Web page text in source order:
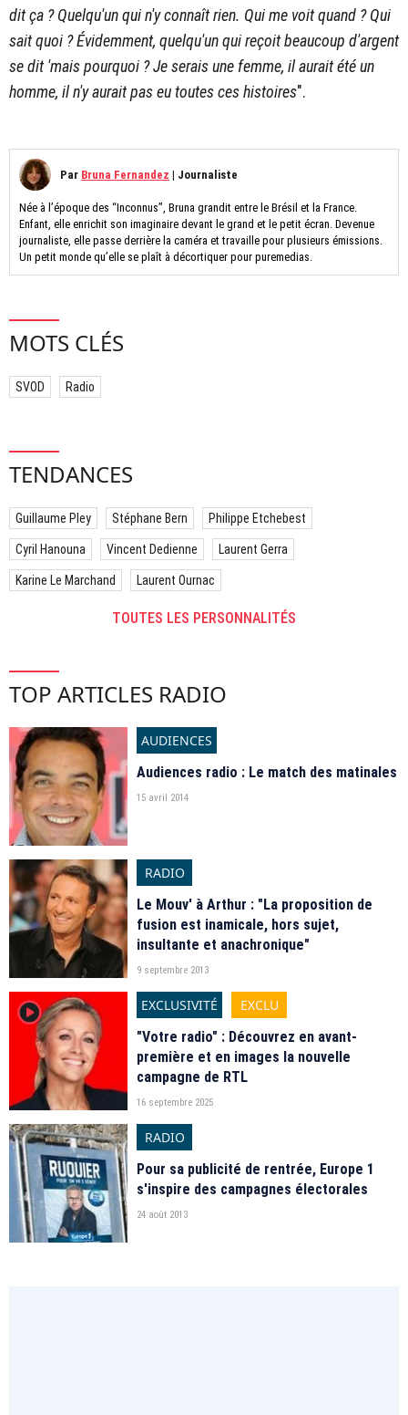
dit ça ? Quelqu'un qui n'y connaît rien. Qui me voit quand ? Qui
sait quoi ? Évidemment, quelqu'un qui reçoit beaucoup d'argent
se dit 'mais pourquoi ? Je serais une femme, il aurait été un
homme, il n'y aurait pas eu toutes ces histoires".
Par Bruna Fernandez | Journaliste
Née à l’époque des “Inconnus”, Bruna grandit entre le Brésil et la France.
Enfant, elle enrichit son imaginaire devant le grand et le petit écran. Devenue
journaliste, elle passe derrière la caméra et travaille pour plusieurs émissions.
Un petit monde qu’elle se plaît à décortiquer pour puremedias.
MOTS CLÉS
SVOD Radio
TENDANCES
Guillaume Pley Stéphane Bern Philippe Etchebest
Cyril Hanouna Vincent Dedienne Laurent Gerra
Karine Le Marchand Laurent Ournac
TOUTES LES PERSONNALITÉS
TOP ARTICLES RADIO
AUDIENCES
Audiences radio : Le match des matinales
15 avril 2014
RADIO
Le Mouv' à Arthur : "La proposition de
fusion est inamicale, hors sujet,
insultante et anachronique"
9 septembre 2013
player2 EXCLUSIVITÉ
EXCLU
"Votre radio" : Découvrez en avant-
première et en images la nouvelle
campagne de RTL
16 septembre 2025
RADIO
Pour sa publicité de rentrée, Europe 1
s'inspire des campagnes électorales
24 août 2013